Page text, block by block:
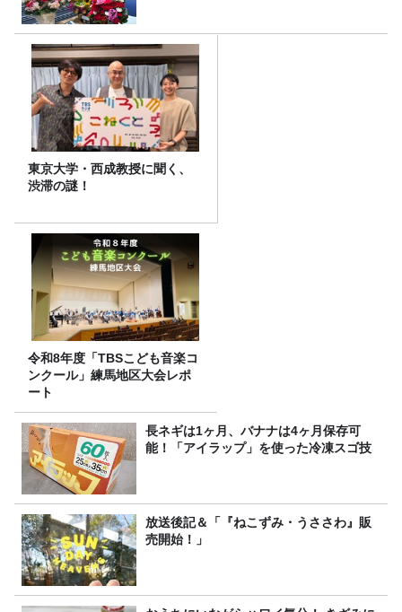
東京大学・西成教授に聞く、
渋滞の謎！
令和8年度「TBSこども音楽コ
ンクール」練馬地区大会レポ
ート
長ネギは1ヶ月、バナナは4ヶ月保存可
能！「アイラップ」を使った冷凍スゴ技
放送後記＆「『ねこずみ・うささわ』販
売開始！」